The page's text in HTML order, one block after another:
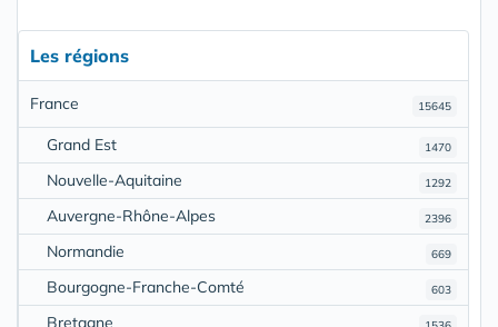
Les régions
15645
France
1470
Grand Est
1292
Nouvelle-Aquitaine
2396
Auvergne-Rhône-Alpes
669
Normandie
603
Bourgogne-Franche-Comté
Bretagne